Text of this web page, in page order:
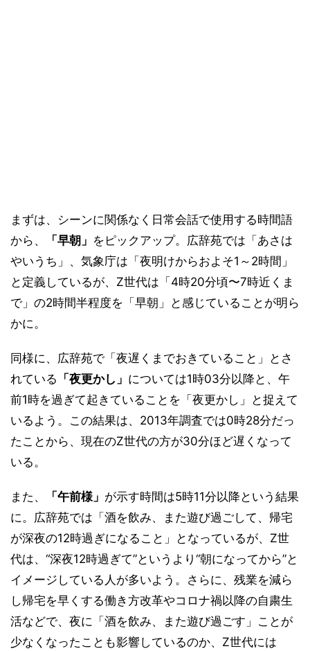
まずは、シーンに関係なく日常会話で使用する時間語
から、
「早朝」 をピックアップ。広辞苑では「あさは
やいうち」、気象庁は「夜明けからおよそ1～2時間」
と定義しているが、Z世代は「4時20分頃〜7時近くま
で」の2時間半程度を「早朝」と感じていることが明ら
かに。
同様に、広辞苑で「夜遅くまでおきていること」とさ
れている 「夜更かし」 については1時03分以降と、午
前1時を過ぎて起きていることを「夜更かし」と捉えて
いるよう。この結果は、2013年調査では0時28分だっ
たことから、現在のZ世代の方が30分ほど遅くなって
いる。
また、 「午前様」 が示す時間は5時11分以降という結果
に。広辞苑では「酒を飲み、また遊び過ごして、帰宅
が深夜の12時過ぎになること」となっているが、Z世
代は、“深夜12時過ぎて”というより“朝になってから”と
イメージしている人が多いよう。さらに、残業を減ら
し帰宅を早くする働き方改革やコロナ禍以降の自粛生
活などで、夜に「酒を飲み、また遊び過ごす」ことが
少なくなったことも影響しているのか、Z世代には